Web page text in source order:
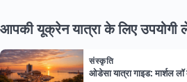
आपकी यूक्रेन यात्रा के लिए उपयोगी
संस्कृति
ओडेसा यात्रा गाइड: मार्शल